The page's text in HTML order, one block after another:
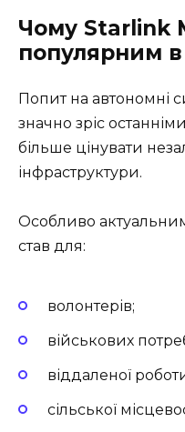
Чому Starlink
популярним в
Попит на автономні
значно зріс
більше цінувати
інфраструктури.
Особливо
став для:
волонтерів;
військових
віддаленої
сільської